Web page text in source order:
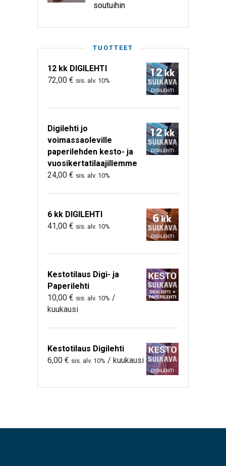
soutuihin
TUOTTEET
12 kk DIGILEHTI
72,00 € sis. alv. 10%
Digilehti jo
voimassaoleville
paperilehden kesto- ja
vuosikertatilaajillemme
24,00 € sis. alv. 10%
6 kk DIGILEHTI
41,00 € sis. alv. 10%
Kestotilaus Digi- ja
Paperilehti
10,00 € sis. alv. 10% /
kuukausi
Kestotilaus Digilehti
6,00 € sis. alv. 10% / kuukausi